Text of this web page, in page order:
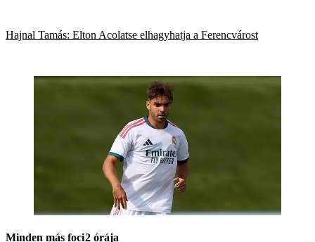
Hajnal Tamás: Elton Acolatse elhagyhatja a Ferencvárost
Minden más foci2 órája